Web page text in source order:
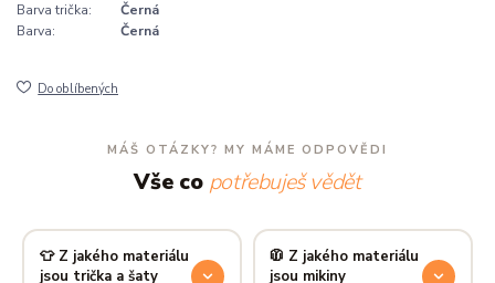
Barva trička:
Černá
Barva:
Černá
Do oblíbených
MÁŠ OTÁZKY? MY MÁME ODPOVĚDI
Vše co potřebuješ vědět
👕 Z jakého materiálu
jsou trička a šaty
🧥 Z jakého materiálu
jsou mikiny